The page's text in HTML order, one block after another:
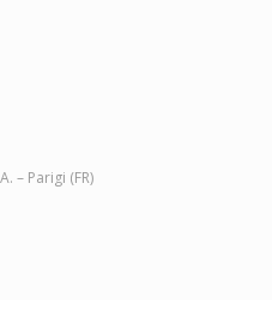
– Parigi (FR)